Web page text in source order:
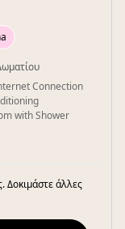
Connection
with Shower
Δοκιμάστε άλλες